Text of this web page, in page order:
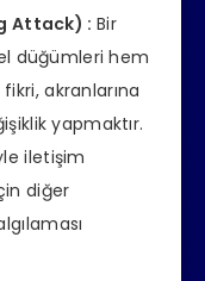
Attack) : Bir
düğümleri hem
akranlarına
yapmaktır.
iletişim
diğer